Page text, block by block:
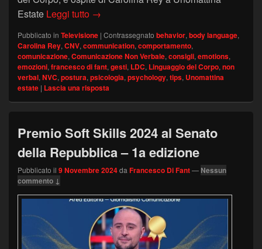
Estate Leggi tutto Gesti, sguardi e posture – Francesco Di
→
Pubblicato in Televisione | Contrassegnato behavior, body language,
Carolina Rey, CNV, communication, comportamento,
comunicazione, Comunicazione Non Verbale, consigli, emotions,
emozioni, francesco di fant, gesti, LDC, Linguaggio del Corpo, non
verbal, NVC, postura, psicologia, psychology, tips, Unomattina
estate | Lascia una risposta
Premio Soft Skills 2024 al Senato
della Repubblica – 1a edizione
Pubblicato il 9 Novembre 2024da Francesco Di Fant— Nessun
commento ↓